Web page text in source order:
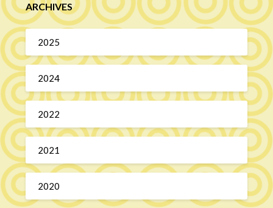
ARCHIVES
2025
2024
2022
2021
2020